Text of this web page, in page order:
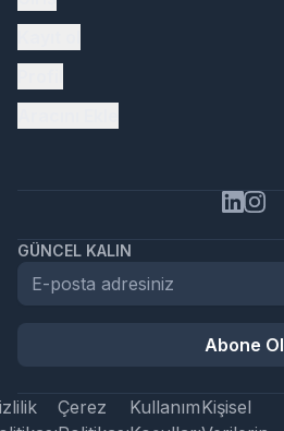
GÜNCEL KALIN
Abone Ol
Çerez
KullanımKişisel